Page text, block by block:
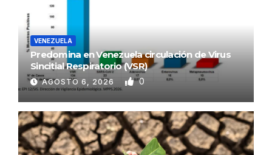
VENEZUELA
Predomina en Venezuela circulación de Virus
Sincitial Respiratorio (VSR)
AGOSTO 6, 2026 0